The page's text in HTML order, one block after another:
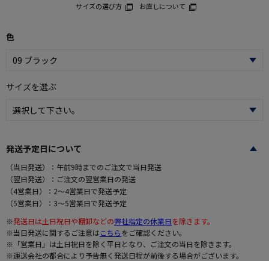
サイズの選び方 お直しについて
色
サイズを選ぶ
発送予定日について
（当日発送）：午前9時までのご注文で当日発送
（翌日発送）：ご注文の翌営業日の発送
（4営業日）：2～4営業日で発送予定
（5営業日）：3～5営業日で発送予定
※発送日は土日祝日や棚卸などの弊社指定の休業日を除きます。
※当日発送に関するご注意はこちらをご確認ください。
※「営業日」は土日祝日を除く平日となり、ご注文の当日を除きます。
※運送会社の都合により予告無く発送日程が前後する場合がございます。